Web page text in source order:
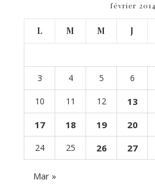
février 2014
L M M J
3 4 5 6
10 11 12 13
17
18 19 20
24 25 26 27
Mar »